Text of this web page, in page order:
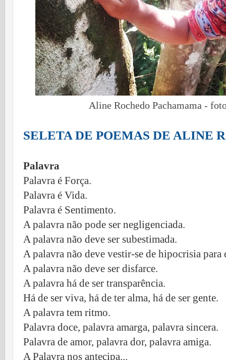
Aline Rochedo Pachamama -
SELETA DE POEMAS DE ALINE
Palavra
Palavra é Força.
Palavra é Vida.
Palavra é Sentimento.
A palavra não pode ser negligenciada.
A palavra não deve ser subestimada.
A palavra não deve vestir-se de hipocrisia para
A palavra não deve ser disfarce.
A palavra há de ser transparência.
Há de ser viva, há de ter alma, há de ser gente.
A palavra tem ritmo.
Palavra doce, palavra amarga, palavra sincera.
Palavra de amor, palavra dor, palavra amiga.
A Palavra nos antecipa...